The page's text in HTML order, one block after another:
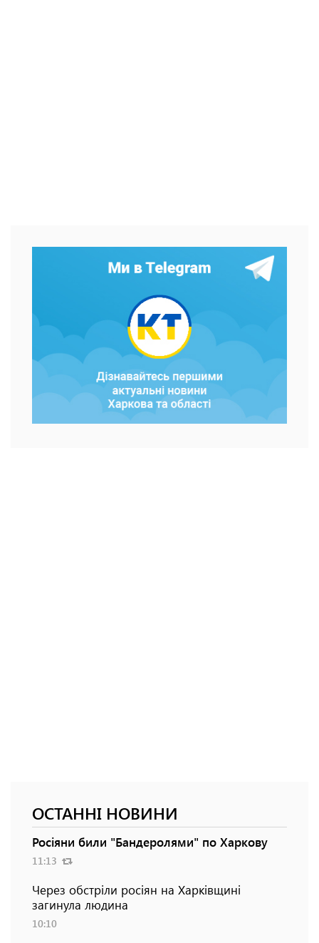
ОСТАННІ НОВИНИ
Росіяни били "Бандеролями" по Харкову
11:13
Через обстріли росіян на Харківщині
загинула людина
10:10